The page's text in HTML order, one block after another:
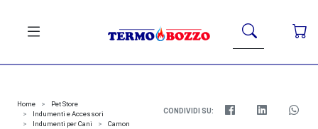
Home
Pet Store
Indumenti e Accessori
Indumenti per Cani
Camon
CONDIVIDI SU: